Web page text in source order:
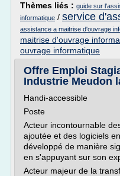
Thèmes liés : guide sur
informatique / service
assistance a maitrise d'ouvrage
maitrise d'ouvrage
ouvrage informatique
Offre Emploi
Industrie Meudon
Handi-accessible
Poste
Acteur incontournable
ajoutée et des logiciels
développé de manière
en s'appuyant sur son
Acteur majeur de la